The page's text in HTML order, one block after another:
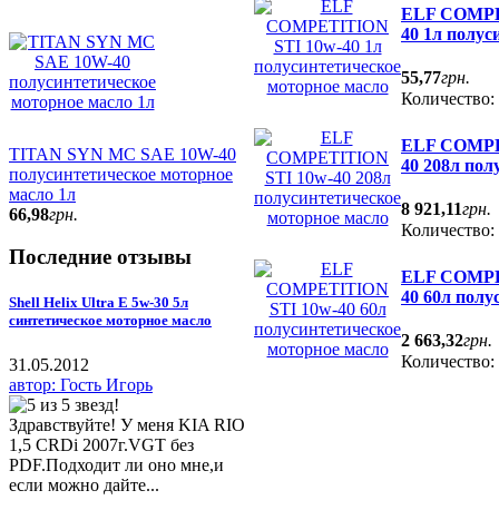
TITAN SYN MC SAE 10W-40
полусинтетическое моторное
масло 1л
66,98грн.
Последние отзывы
Shell Helix Ultra E 5w-30 5л
синтетическое моторное масло
31.05.2012
автор: Гость Игорь
Здравствуйте! У меня KIA RIO
1,5 CRDi 2007г.VGT без
PDF.Подходит ли оно мне,и
если можно дайте...
ELF
40 1л
55,77грн.
Количество:
ELF
40 208л
8 921,11грн.
Количество:
ELF
40 60л
2 663,32грн.
Количество: